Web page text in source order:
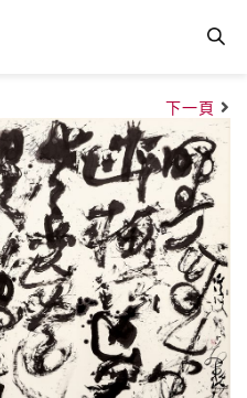
下一頁